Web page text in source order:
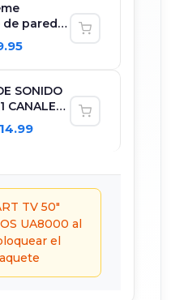
pared
SONIDO
CANALES
TV 50"
UA8000 al
el